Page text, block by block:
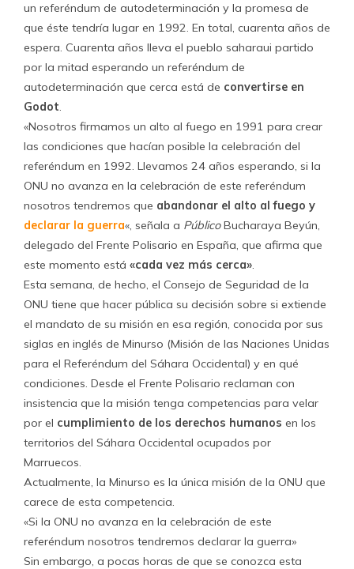
un referéndum de autodeterminación y la promesa de
que éste tendría lugar en 1992. En total, cuarenta años de
espera. Cuarenta años lleva el pueblo saharaui partido
por la mitad esperando un referéndum de
autodeterminación que cerca está de convertirse en
Godot.
«Nosotros firmamos un alto al fuego en 1991 para crear
las condiciones que hacían posible la celebración del
referéndum en 1992. Llevamos 24 años esperando, si la
ONU no avanza en la celebración de este referéndum
nosotros tendremos que abandonar el alto al fuego y
declarar la guerra«, señala a PúblicoBucharaya Beyún,
delegado del Frente Polisario en España, que afirma que
este momento está «cada vez más cerca».
Esta semana, de hecho, el Consejo de Seguridad de la
ONU tiene que hacer pública su decisión sobre si extiende
el mandato de su misión en esa región, conocida por sus
siglas en inglés de Minurso (Misión de las Naciones Unidas
para el Referéndum del Sáhara Occidental) y en qué
condiciones. Desde el Frente Polisario reclaman con
insistencia que la misión tenga competencias para velar
por el cumplimiento de los derechos humanos en los
territorios del Sáhara Occidental ocupados por
Marruecos.
Actualmente, la Minurso es la única misión de la ONU que
carece de esta competencia.
«Si la ONU no avanza en la celebración de este
referéndum nosotros tendremos declarar la guerra»
Sin embargo, a pocas horas de que se conozca esta